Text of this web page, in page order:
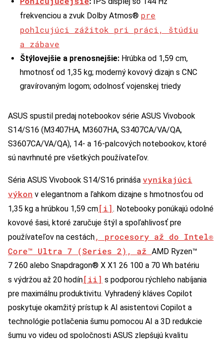
frekvenciou a zvuk Dolby Atmos® pre
pohlcujúci zážitok pri práci, štúdiu
a zábave
Štýlovejšie a prenosnejšie: Hrúbka od 1,59 cm,
hmotnosť od 1,35 kg; moderný kovový dizajn s CNC
gravírovaným logom; odolnosť vojenskej triedy
ASUS spustil predaj notebookov série ASUS Vivobook
S14/S16 (M3407HA, M3607HA, S3407CA/VA/QA,
S3607CA/VA/QA), 14- a 16-palcových notebookov, ktoré
sú navrhnuté pre všetkých používateľov.
Séria ASUS Vivobook S14/S16 prináša vynikajúci
výkon v elegantnom a ľahkom dizajne s hmotnosťou od
1,35 kg a hrúbkou 1,59 cm[i]. Notebooky ponúkajú odolné
kovové šasi, ktoré zaručuje štýl a spoľahlivosť pre
používateľov na cestách, procesory až do Intel®
Core™ Ultra 7 (Series 2), až AMD Ryzen™
7 260 alebo Snapdragon® X X1 26 100 a 70 Wh batériu
s výdržou až 20 hodín[ii] s podporou rýchleho nabíjania
pre maximálnu produktivitu. Vyhradený kláves Copilot
poskytuje okamžitý prístup k AI asistentovi Copilot a
technológie potlačenia šumu pomocou AI a 3D redukcie
šumu vo videu od spoločnosti ASUS zlepšujú kvalitu